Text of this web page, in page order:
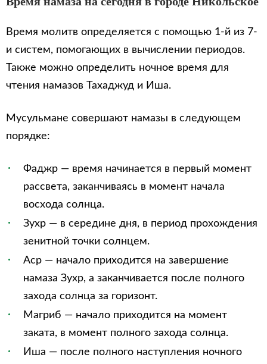
Время молитв определяется с помощью 1-й из 7-
и систем, помогающих в вычислении периодов.
Также можно определить ночное время для
чтения намазов Тахаджуд и Иша.
Мусульмане совершают намазы в следующем
порядке:
Фаджр — время начинается в первый момент
рассвета, заканчиваясь в момент начала
восхода солнца.
Зухр — в середине дня, в период прохождения
зенитной точки солнцем.
Аср — начало приходится на завершение
намаза Зухр, а заканчивается после полного
захода солнца за горизонт.
Магриб — начало приходится на момент
заката, в момент полного захода солнца.
Иша — после полного наступления ночного